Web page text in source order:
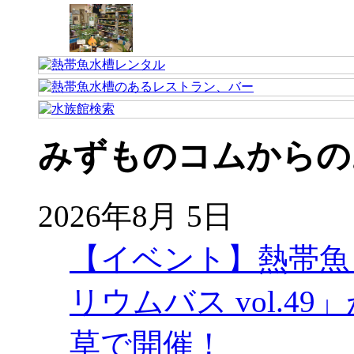
みずものコムから
2026年8月 5日
【イベント】熱帯
リウムバス vol.49
草で開催！